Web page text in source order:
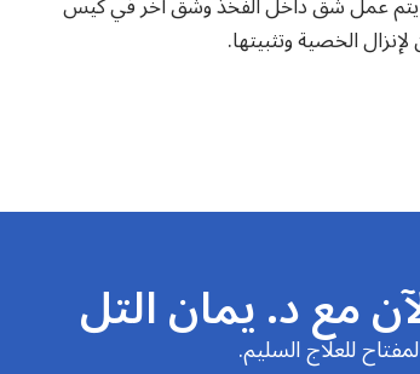
الخصية وتثبيتها.
مع د. يمان التل
للعلاج السليم.